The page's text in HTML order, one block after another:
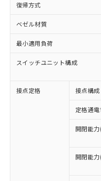
復帰方式
ベゼル材質
最小適用負荷
スイッチユニット構成
接点定格 接点構成
定格通
開閉能力
開閉能力
※1 対応状況
対応済み：
非含有に対応し
対応予定：EU
有に対応した製